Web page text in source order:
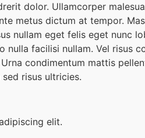
dolor. Ullamcorper
metus dictum at tempor.
nullam eget felis eget nunc
nulla facilisi nullam. Vel risus
condimentum mattis
risus ultricies.
elit.